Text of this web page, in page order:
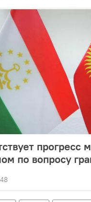
прогресс
по вопросу